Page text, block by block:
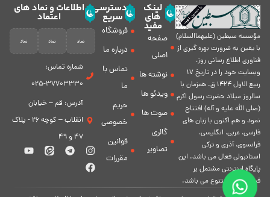
مؤسسه سبطين (عليهماالسلام)
با يقين به ضرورت بهره گیرى از
فناورى اطلاع رسانى روز،
وبسایت خود را در تاريخ 17
ربيع الاول 1424 ق. همزمان با
سالروز ميلاد حضرت رسول اكرم
(صلی الله علیه و آله) افتتاح
نمود و هم اكنون با زبان های
فارسی، عربى، انگلیسی،
فرانسوی، آذری و ترکی
استانبولی فعال مى باشد. اين
پايگاه اينترنتى مشتمل بر
قسمت هاى متنوع مى باشد.
لینک
های
مفید
صفحه
اصلی
نوشته ها
ویدئو ها
صوت ها
گالری
تصاویر
دسترسی
سریع
فروشگاه
درباره ما
تماس با
ما
حریم
خصوصی
قوانین
مقررات
اطلاعات و نماد های
اعتماد
شماره تماس:
37703330-025
آدرس: قم – خیابان
انقلاب – کوچه 26 - پلاک
47 و 49